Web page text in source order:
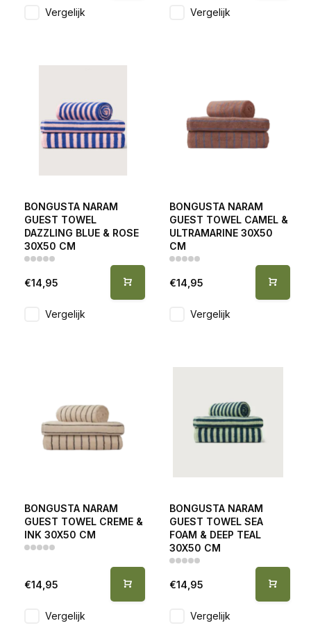
Vergelijk Vergelijk
BONGUSTA NARAM
GUEST TOWEL
DAZZLING BLUE & ROSE
30X50 CM
€14,95
Vergelijk
BONGUSTA NARAM
GUEST TOWEL CAMEL &
ULTRAMARINE 30X50
CM
€14,95
Vergelijk
BONGUSTA NARAM
GUEST TOWEL CREME &
INK 30X50 CM
€14,95
Vergelijk
BONGUSTA NARAM
GUEST TOWEL SEA
FOAM & DEEP TEAL
30X50 CM
€14,95
Vergelijk